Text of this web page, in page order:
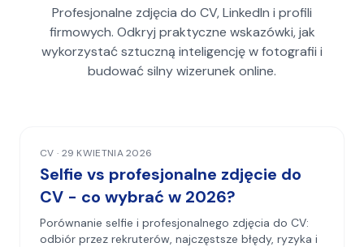
Profesjonalne zdjęcia do CV, LinkedIn i profili
firmowych. Odkryj praktyczne wskazówki, jak
wykorzystać sztuczną inteligencję w fotografii i
budowaćsilny wizerunek online.
CV · 29 KWIETNIA 2026
Selfie vs profesjonalne zdjęcie do
CV - co wybrać w 2026?
Porównanie selfie i profesjonalnego zdjęcia do CV:
odbiór przez rekruterów, najczęstsze błędy, ryzyka i